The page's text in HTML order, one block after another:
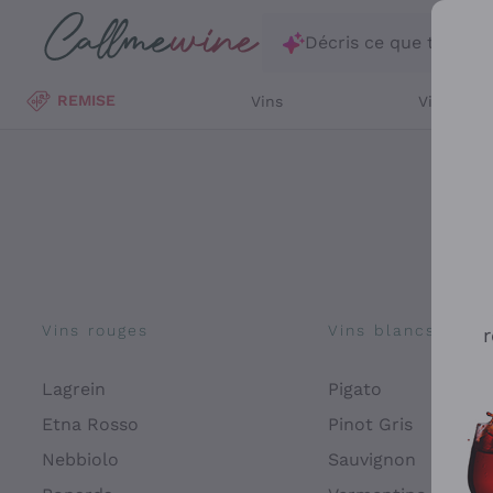
Passer au contenu principal
Décris ce que tu
REMISE Vins Vins
Vins rouges
Lagrein
Etna Rosso
Nebbiolo
Vins blancs
Pigato
Pinot Gris
Sauvignon